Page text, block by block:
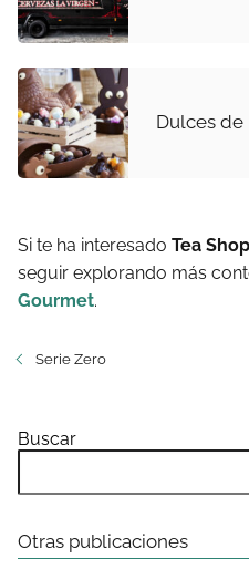
Dulces de
Si te ha interesado Tea
seguir explorando más
Gourmet.
Serie Zero
Buscar
Otras publicaciones